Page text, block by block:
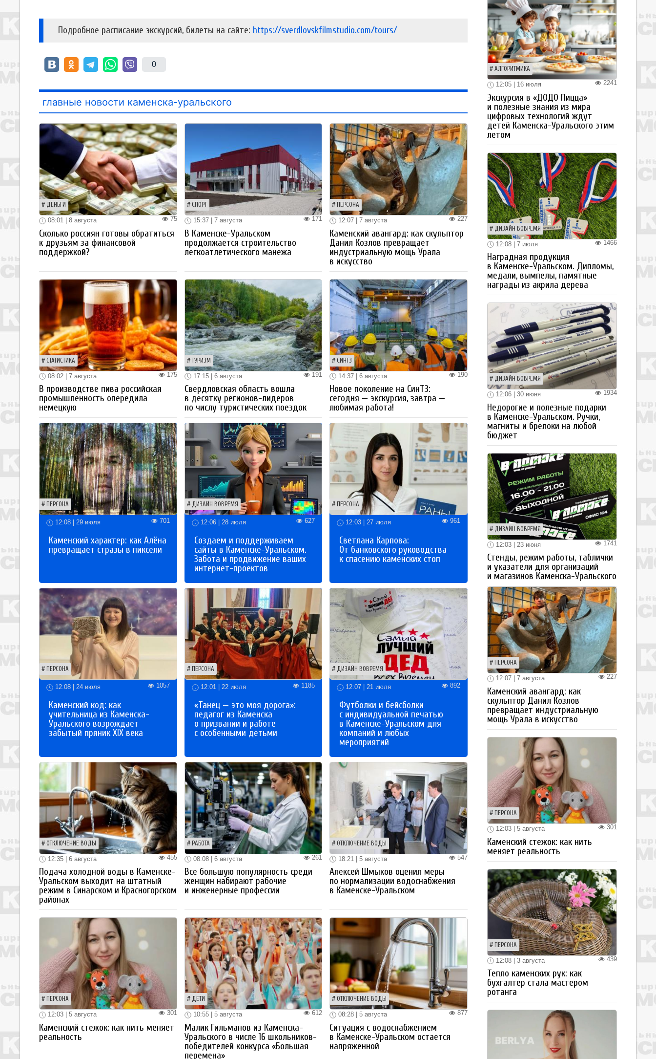
Подробное расписание экскурсий, билеты на сайте: https://sverdlovskfilmstudio.com/tours/
0
главные новости каменска-уральского
ДЕНЬГИ
75
08:01 | 8 августа
Сколько россиян готовы обратиться
к друзьям за финансовой
поддержкой?
СПОРТ
171
15:37 | 7 августа
В Каменске-Уральском
продолжается строительство
легкоатлетического манежа
ПЕРСОНА
227
12:07 | 7 августа
Каменский авангард: как скульптор
Данил Козлов превращает
индустриальную мощь Урала
в искусство
СТАТИСТИКА
175
08:02 | 7 августа
В производстве пива российская
промышленность опередила
немецкую
ТУРИЗМ
191
17:15 | 6 августа
Свердловская область вошла
в десятку регионов-лидеров
по числу туристических поездок
СИНТЗ
190
14:37 | 6 августа
Новое поколение на СинТЗ:
сегодня — экскурсия, завтра —
любимая работа!
ПЕРСОНА
12:08 | 29 июля 701
Каменский характер: как Алёна
превращает стразы в пиксели
ДИЗАЙН ВОВРЕМЯ
12:06 | 28 июля 627
Создаем и поддерживаем
сайты в Каменске-Уральском.
Забота и продвижение ваших
интернет-проектов
ПЕРСОНА
12:03 | 27 июля 961
Светлана Карпова:
От банковского руководства
к спасению каменских стоп
ПЕРСОНА
12:08 | 24 июля 1057
Каменский код: как
учительница из Каменска-
Уральского возрождает
забытый пряник XIX века
ПЕРСОНА
12:01 | 22 июля 1185
«Танец — это моя дорога»:
педагог из Каменска
о призвании и работе
с особенными детьми
ДИЗАЙН ВОВРЕМЯ
12:07 | 21 июля 892
Футболки и бейсболки
с индивидуальной печатью
в Каменске-Уральском для
компаний и любых
мероприятий
ОТКЛЮЧЕНИЕ ВОДЫ
455
12:35 | 6 августа
Подача холодной воды в Каменске-
Уральском выходит на штатный
режим в Синарском и Красногорском
районах
РАБОТА
261
08:08 | 6 августа
Все большую популярность среди
женщин набирают рабочие
и инженерные профессии
ОТКЛЮЧЕНИЕ ВОДЫ
547
18:21 | 5 августа
Алексей Шмыков оценил меры
по нормализации водоснабжения
в Каменске-Уральском
ПЕРСОНА
301
12:03 | 5 августа
Каменский стежок: как нить меняет
реальность
ДЕТИ
612
10:55 | 5 августа
Малик Гильманов из Каменска-
Уральского в числе 16 школьников-
победителей конкурса «Большая
перемена»
ОТКЛЮЧЕНИЕ ВОДЫ
877
08:28 | 5 августа
Ситуация с водоснабжением
в Каменске-Уральском остается
напряженной
АЛГОРИТМИКА
2241
12:05 | 16 июля
Экскурсия в «ДОДО Пицца»
и полезные знания из мира
цифровых технологий ждут
детей Каменска-Уральского этим
летом
ДИЗАЙН ВОВРЕМЯ
1466
12:08 | 7 июля
Наградная продукция
в Каменске-Уральском. Дипломы,
медали, вымпелы, памятные
награды из акрила дерева
ДИЗАЙН ВОВРЕМЯ
1934
12:06 | 30 июня
Недорогие и полезные подарки
в Каменске-Уральском. Ручки,
магниты и брелоки на любой
бюджет
ДИЗАЙН ВОВРЕМЯ
1741
12:03 | 23 июня
Стенды, режим работы, таблички
и указатели для организаций
и магазинов Каменска-Уральского
ПЕРСОНА
227
12:07 | 7 августа
Каменский авангард: как
скульптор Данил Козлов
превращает индустриальную
мощь Урала в искусство
ПЕРСОНА
301
12:03 | 5 августа
Каменский стежок: как нить
меняет реальность
ПЕРСОНА
439
12:08 | 3 августа
Тепло каменских рук: как
бухгалтер стала мастером
ротанга